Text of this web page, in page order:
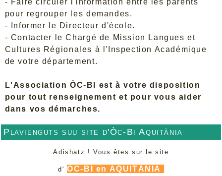
Plavienguts suu site d'Òc-Bi Aquitània
Adishatz ! Vous êtes sur le site
d' ÒC-BI en AQUITÀNIA
- Faire circuler l'information entre les parents
pour regrouper les demandes.
- Informer le Directeur d'école.
- Contacter le Chargé de Mission Langues et
Cultures Régionales à l'Inspection Académique
de votre département.
L'Association ÒC-BI est à votre disposition
pour tout renseignement et pour vous aider
dans vos démarches.